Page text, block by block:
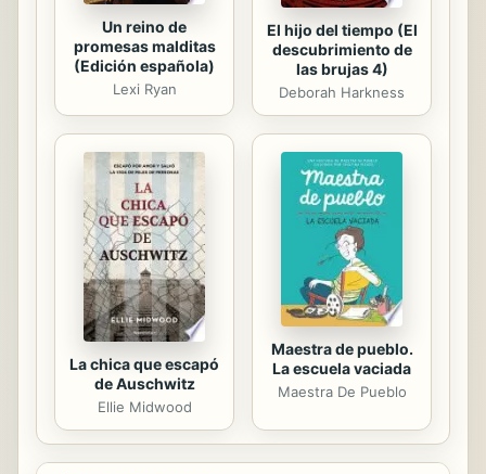
Un reino de
promesas malditas
(Edición española)
Lexi Ryan
El hijo del tiempo (El
descubrimiento de
las brujas 4)
Deborah Harkness
La chica que escapó
de Auschwitz
Ellie Midwood
Maestra de pueblo.
La escuela vaciada
Maestra De Pueblo